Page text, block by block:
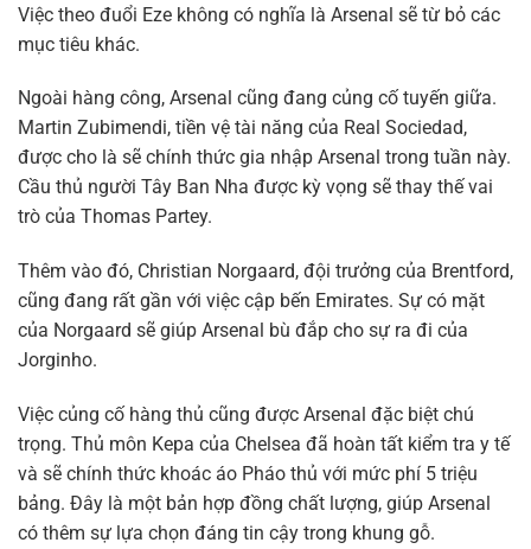
Việc theo đuổi Eze không có nghĩa là Arsenal sẽ từ bỏ các
mục tiêu khác.
Ngoài hàng công, Arsenal cũng đang củng cố tuyến giữa.
Martin Zubimendi, tiền vệ tài năng của Real Sociedad,
được cho là sẽ chính thức gia nhập Arsenal trong tuần này.
Cầu thủ người Tây Ban Nha được kỳ vọng sẽ thay thế vai
trò của Thomas Partey.
Thêm vào đó, Christian Norgaard, đội trưởng của Brentford,
cũng đang rất gần với việc cập bến Emirates. Sự có mặt
của Norgaard sẽ giúp Arsenal bù đắp cho sự ra đi của
Jorginho.
Việc củng cố hàng thủ cũng được Arsenal đặc biệt chú
trọng. Thủ môn Kepa của Chelsea đã hoàn tất kiểm tra y tế
và sẽ chính thức khoác áo Pháo thủ với mức phí 5 triệu
bảng. Đây là một bản hợp đồng chất lượng, giúp Arsenal
có thêm sự lựa chọn đáng tin cậy trong khung gỗ.